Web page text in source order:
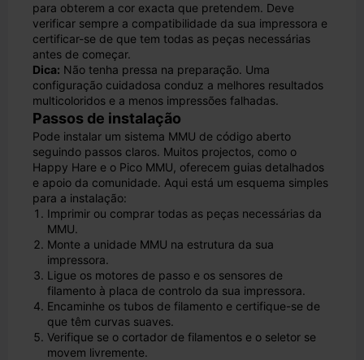
para obterem a cor exacta que pretendem. Deve
verificar sempre a compatibilidade da sua impressora e
certificar-se de que tem todas as peças necessárias
antes de começar.
Dica: Não tenha pressa na preparação. Uma
configuração cuidadosa conduz a melhores resultados
multicoloridos e a menos impressões falhadas.
Passos de instalação
Pode instalar um sistema MMU de código aberto
seguindo passos claros. Muitos projectos, como o
Happy Hare e o Pico MMU, oferecem guias detalhados
e apoio da comunidade. Aqui está um esquema simples
para a instalação:
Imprimir ou comprar todas as peças necessárias da
MMU.
Monte a unidade MMU na estrutura da sua
impressora.
Ligue os motores de passo e os sensores de
filamento à placa de controlo da sua impressora.
Encaminhe os tubos de filamento e certifique-se de
que têm curvas suaves.
Verifique se o cortador de filamentos e o seletor se
movem livremente.